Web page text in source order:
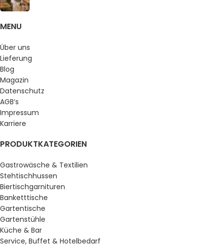
MENU
Über uns
Lieferung
Blog
Magazin
Datenschutz
AGB’s
Impressum
Karriere
PRODUKTKATEGORIEN
Gastrowäsche & Textilien
Stehtischhussen
Biertischgarnituren
Banketttische
Gartentische
Gartenstühle
Küche & Bar
Service, Buffet & Hotelbedarf